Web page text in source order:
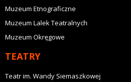
Muzeum Etnograficzne
Muzeum Lalek Teatralnych
Muzeum Okręgowe
TEATRY
Teatr im. Wandy Siemaszkowej